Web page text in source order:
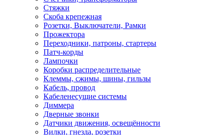
Стяжки
Скоба крепежная
Розетки, Выключатели, Рамки
Прожектора
Переходники, патроны, стартеры
Патч-корды
Лампочки
Коробки распределительные
Клеммы, сжимы, шины, гильзы
Кабель, провод
Кабеленесущие системы
Диммера
Дверные звонки
Датчики движения, освещённости
Вилки, гнезда, розетки